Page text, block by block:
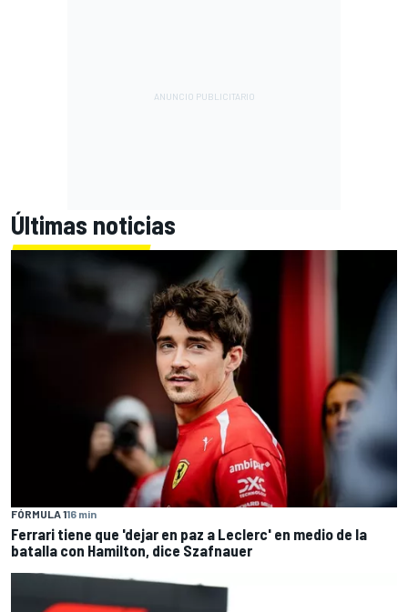
Últimas noticias
FÓRMULA 116 min
Ferrari tiene que 'dejar en paz a Leclerc' en medio de la
batalla con Hamilton, dice Szafnauer